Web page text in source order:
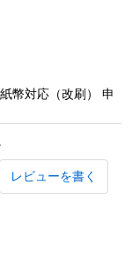
幣対応（改刷） 申
レビューを書く